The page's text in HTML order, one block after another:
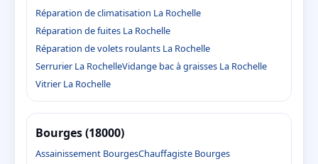
Réparation de climatisation La Rochelle
Réparation de fuites La Rochelle
Réparation de volets roulants La Rochelle
Serrurier La RochelleVidange bac à graisses La Rochelle
Vitrier La Rochelle
Bourges (18000)
Assainissement BourgesChauffagiste Bourges